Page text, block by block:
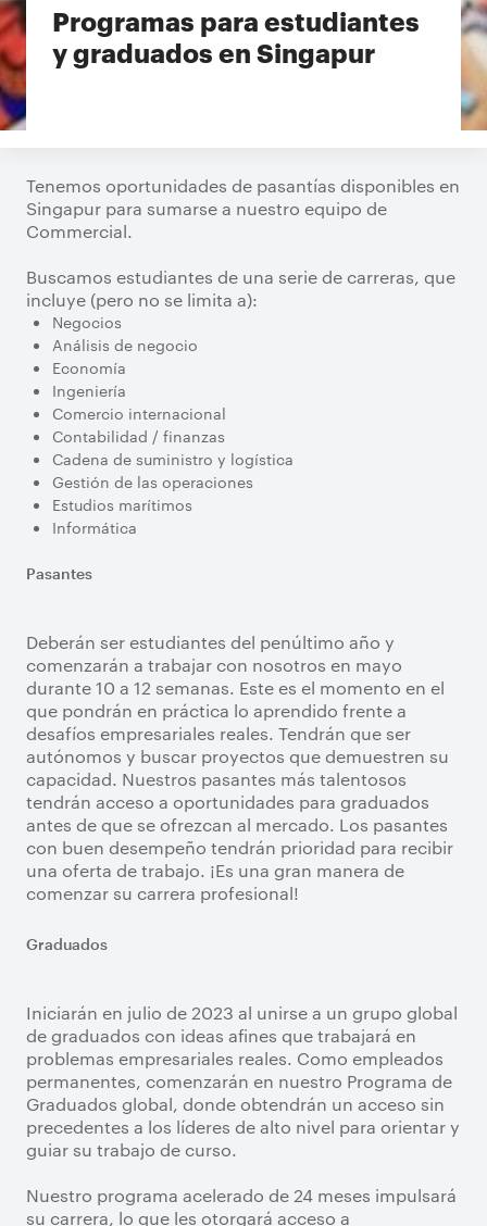
Programas para estudiantes
y graduados en Singapur
Tenemos oportunidades de pasantías disponibles en
Singapur para sumarse a nuestro equipo de
Commercial.
Buscamos estudiantes de una serie de carreras, que
incluye (pero no se limita a):
Negocios
Análisis de negocio
Economía
Ingeniería
Comercio internacional
Contabilidad / finanzas
Cadena de suministro y logística
Gestión de las operaciones
Estudios marítimos
Informática
Pasantes
Deberán ser estudiantes del penúltimo año y
comenzarán a trabajar con nosotros en mayo
durante 10 a 12 semanas. Este es el momento en el
que pondrán en práctica lo aprendido frente a
desafíos empresariales reales. Tendrán que ser
autónomos y buscar proyectos que demuestren su
capacidad. Nuestros pasantes más talentosos
tendrán acceso a oportunidades para graduados
antes de que se ofrezcan al mercado. Los pasantes
con buen desempeño tendrán prioridad para recibir
una oferta de trabajo. ¡Es una gran manera de
comenzar su carrera profesional!
Graduados
Iniciarán en julio de 2023 al unirse a un grupo global
de graduados con ideas afines que trabajará en
problemas empresariales reales. Como empleados
permanentes, comenzarán en nuestro Programa de
Graduados global, donde obtendrán un acceso sin
precedentes a los líderes de alto nivel para orientar y
guiar su trabajo de curso.
Nuestro programa acelerado de 24 meses impulsará
su carrera, lo que les otorgará acceso a